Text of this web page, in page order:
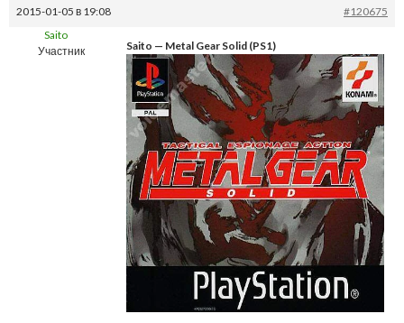
2015-01-05 в 19:08
#120675
Saito
Участник
Saito — Metal Gear Solid (PS1)